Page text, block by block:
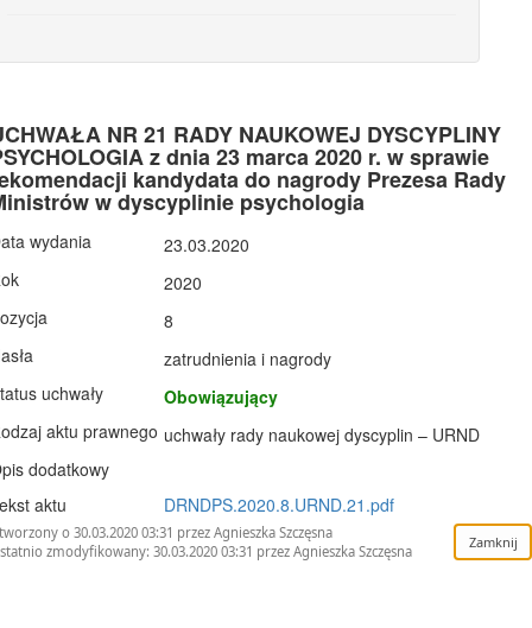
NR 21 RADY NAUKOWEJ DYSCYPLINY
z dnia 23 marca 2020 r. w sprawie
kandydata do nagrody Prezesa Rady
w dyscyplinie psychologia
wydania
23.03.2020
2020
8
zatrudnienia i nagrody
uchwały
Obowiązujący
aktu prawnego uchwały rady naukowej dyscyplin – URND
dodatkowy
aktu
DRNDPS.2020.8.URND.21.pdf
o 30.03.2020 03:31 przez Agnieszka Szczęsna
zmodyfikowany: 30.03.2020 03:31 przez Agnieszka Szczęsna